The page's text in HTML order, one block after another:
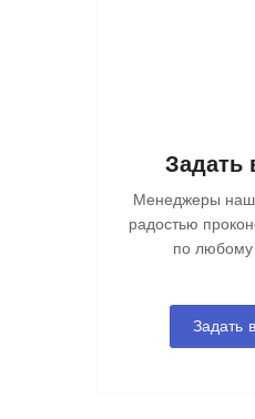
Задать
Менеджеры
радостью
по любому
Задать